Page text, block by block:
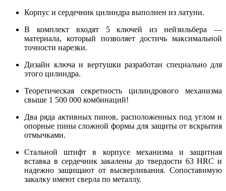
Корпус и сердечник цилиндра выполнен из латуни.
В комплект входят 5 ключей из нейзильбера —
материала, который позволяет достичь максимальной
точности нарезки.
Дизайн ключа и вертушки разработан специально для
этого цилиндра.
Теоретическая секретность цилиндрового механизма
свыше 1 500 000 комбинаций!
Два ряда активных пинов, расположенных под углом и
опорные пины сложной формы для защиты от вскрытия
отмычками.
Стальной штифт в корпусе механизма и защитная
вставка в сердечник закалены до твердости 63 HRC и
надежно защищают от высверливания. Сопоставимую
закалку имеют сверла по металлу.